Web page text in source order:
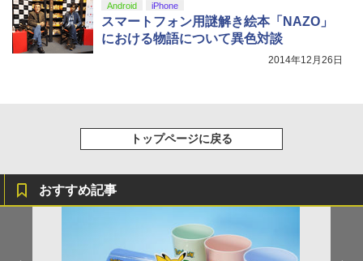
Android iPhone
スマートフォン用謎解き絵本「NAZO」
における物語について異色対談
2014年12月26日
トップページに戻る
おすすめ記事